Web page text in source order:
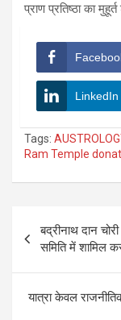
प्राण प्रतिष्ठा का
LinkedIn
Tags:
Ram Temple
navigation
बद्रीनाथ दान
समिति में शामिल
यात्रा केवल